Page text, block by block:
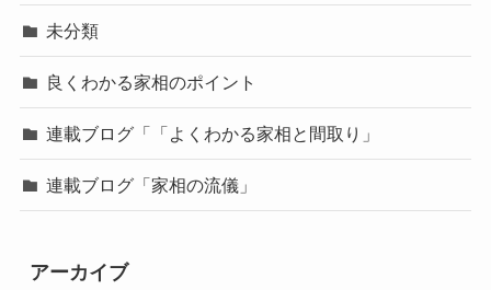
未分類
良くわかる家相のポイント
連載ブログ「「よくわかる家相と間取り」
連載ブログ「家相の流儀」
アーカイブ